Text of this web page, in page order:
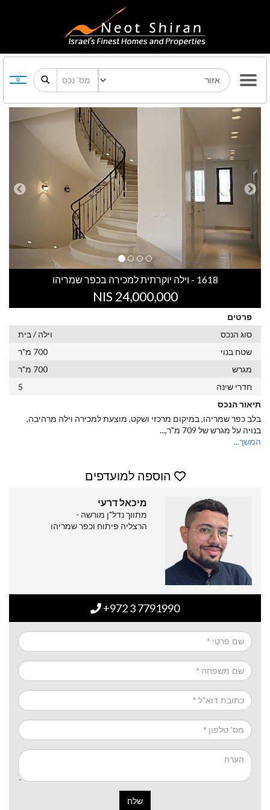
Previous Next
1618 - וילה יוקרתית למכירה בכפר שמריהו
24,000,000 NIS
פרטים
סוג הנכס
וילה / בית
שטח בנוי
700 מ"ר
מגרש
700 מ"ר
חדרי שינה
5
תיאור הנכס
בלב כפר שמריהו, במיקום מרכזי ושקט, מוצעת למכירה וילה מרהיבה,
בנויה על מגרש של 709 מ"ר,
...
המשך...
הוספה למועדפים
מיכאל דרעי
מתווך נדל"ן מורשה -
הרצליה פיתוח וכפר שמריהו
+972 3 7791990
שלח